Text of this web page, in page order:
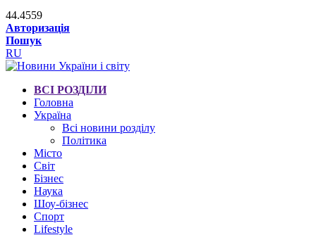
44.4559
Авторизація
Пошук
RU
ВСІ РОЗДІЛИ
Головна
Україна
Всі новини розділу
Політика
Місто
Світ
Бізнес
Наука
Шоу-бізнес
Спорт
Lifestyle